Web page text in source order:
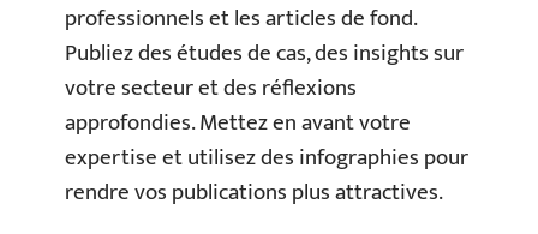
professionnels et les articles de fond.
Publiez des études de cas, des insights sur
votre secteur et des réflexions
approfondies. Mettez en avant votre
expertise et utilisez des infographies pour
rendre vos publications plus attractives.